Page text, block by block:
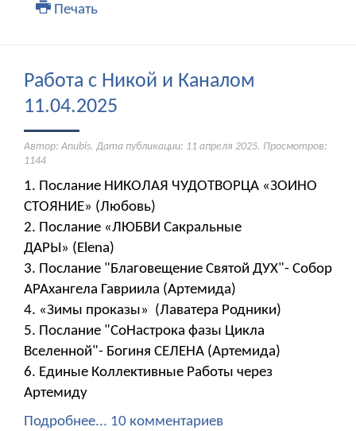
Печать
Работа с Никой и Каналом
11.04.2025
Автор: Anubis. Дата публикации: 11 апреля 2025. Просмотров:
1144
1. Послание НИКОЛАЯ ЧУДОТВОРЦА «ЗОИНО
СТОЯНИЕ» (Любовь)
2. Послание «ЛЮБВИ Сакральные
ДАРЫ» (Elena)
3. Послание "Благовещение Святой ДУХ"- Собор
АРАхангела Гавриила (Артемида)
4. «Зимы проказы» (Лаватера Родники)
5. Послание "СоНастрока фазы Цикла
Вселенной"- Богиня СЕЛЕНА (Артемида)
6. Единые Коллективные Работы через
Артемиду
Подробнее... 10 комментариев